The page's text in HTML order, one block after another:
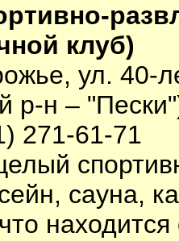
клуб)
ул. 40-
р-н –
271-61-71
сауна,